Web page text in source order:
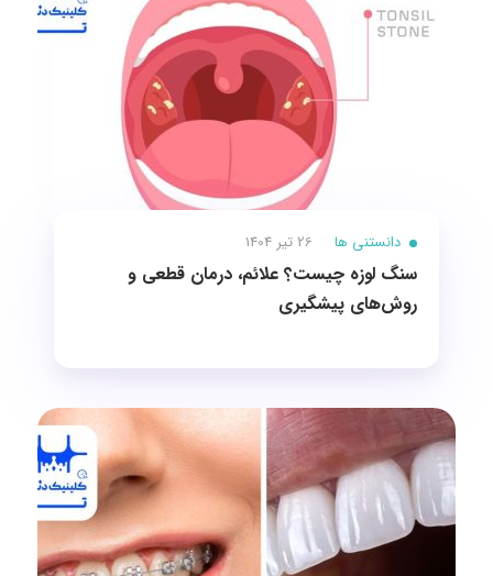
دانستنی ها 26 تیر 1404
سنگ لوزه چیست؟ علائم، درمان قطعی و
روش‌های پیشگیری